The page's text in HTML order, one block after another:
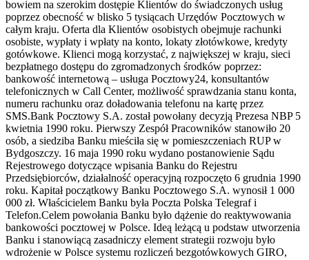
bowiem na szerokim dostępie Klientów do świadczonych usług
poprzez obecność w blisko 5 tysiącach Urzędów Pocztowych w
całym kraju. Oferta dla Klientów osobistych obejmuje rachunki
osobiste, wypłaty i wpłaty na konto, lokaty złotówkowe, kredyty
gotówkowe. Klienci mogą korzystać, z największej w kraju, sieci
bezpłatnego dostępu do zgromadzonych środków poprzez:
bankowość internetową – usługa Pocztowy24, konsultantów
telefonicznych w Call Center, możliwość sprawdzania stanu konta,
numeru rachunku oraz doładowania telefonu na kartę przez
SMS.Bank Pocztowy S.A. został powołany decyzją Prezesa NBP 5
kwietnia 1990 roku. Pierwszy Zespół Pracowników stanowiło 20
osób, a siedziba Banku mieściła się w pomieszczeniach RUP w
Bydgoszczy. 16 maja 1990 roku wydano postanowienie Sądu
Rejestrowego dotyczące wpisania Banku do Rejestru
Przedsiębiorców, działalność operacyjną rozpoczęto 6 grudnia 1990
roku. Kapitał początkowy Banku Pocztowego S.A. wynosił 1 000
000 zł. Właścicielem Banku była Poczta Polska Telegraf i
Telefon.Celem powołania Banku było dążenie do reaktywowania
bankowości pocztowej w Polsce. Ideą leżącą u podstaw utworzenia
Banku i stanowiącą zasadniczy element strategii rozwoju było
wdrożenie w Polsce systemu rozliczeń bezgotówkowych GIRO,